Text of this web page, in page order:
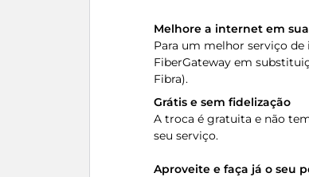
Melhore a internet em
Para um melhor serviço
FiberGateway em
Fibra).
Grátis e sem fidelização
A troca é gratuita e não
seu serviço.
Aproveite e faça já o seu